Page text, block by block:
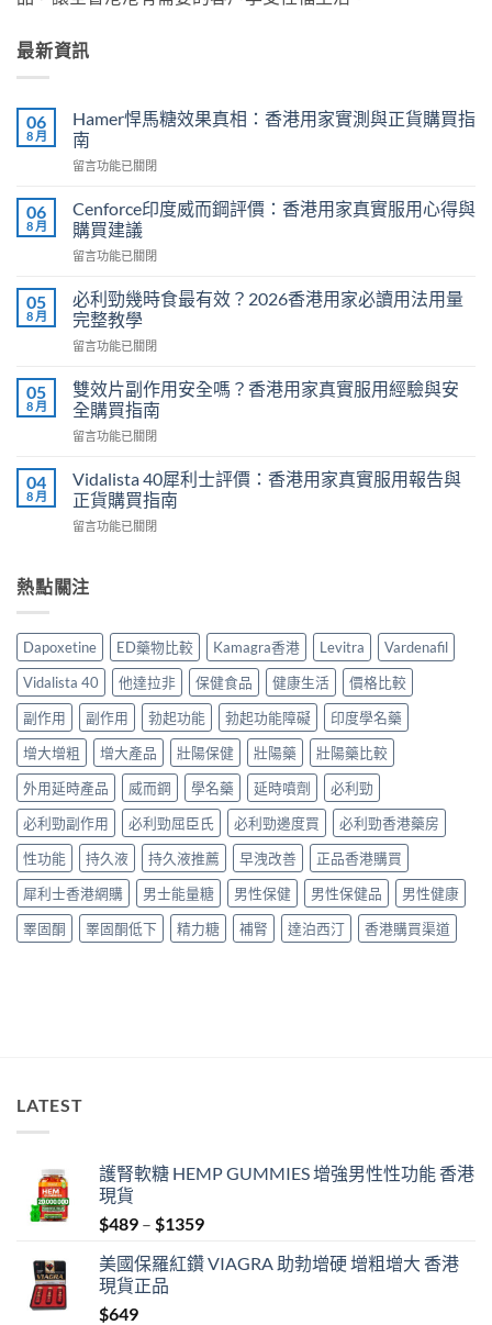
最新資訊
06
8 月
Hamer悍馬糖效果真相：香港用家實測與正貨購買指
南
在
悍
馬
糖
效
真
相：
香
港
家
實
與
貨
購
買
中
留言功能已關閉
06
8 月
Cenforce印度威而鋼評價：香港用家真實服用心得與
購買建議
在
印
度
威
而
評
價：
香
港
家
真
服
得
買
建
議〉
中
留言功能已關閉
05
8 月
必利勁幾時食最有效？2026香港用家必讀用法用量
完整教學
在
利
勁
幾
時
最
有
效？
2026
用
讀
用
法
用
完
整
教
學〉
中
留言功能已關閉
05
8 月
雙效片副作用安全嗎？香港用家真實服用經驗與安
全購買指南
在
效
片
副
作
全
港
用
家
真
服
用
經
驗
與
安
全
買
指
南〉
中
留言功能已關閉
04
8 月
Vidalista 40犀利士評價：香港用家真實服用報告與
正貨購買指南
在
犀
利
評
價：
香
港
用
家
真
實
服
用
報
告
正
貨
購
留言功能已關閉
熱點關注
Dapoxetine ED藥物比較 Kamagra香港 Levitra
Vardenafil
Vidalista 40
他達拉非 保健食品 健康生活
價格比較
副作用
副作用 勃起功能 勃起功能障礙
印度學名藥
增大增粗
增大產品 壯陽保健 壯陽藥
壯陽藥比較
外用延時產品
威而鋼 學名藥 延時噴劑
必利勁
必利勁副作用
必利勁屈臣氏 必利勁邊度買
必利勁香港藥房
性功能
持久液 持久液推薦 早洩改善
正品香港購買
犀利士香港網購
男士能量糖 男性保健 男性保健品
男性健康
睪固酮
睪固酮低下 精力糖 補腎 達泊西汀 香港購買渠道
LATEST
護腎軟糖 HEMP GUMMIES 增強男性性功能 香港
現貨
$489 – $1359Price
$489
美國保羅紅鑽 VIAGRA 助勃增硬 增粗增大 香港
現貨正品
$649